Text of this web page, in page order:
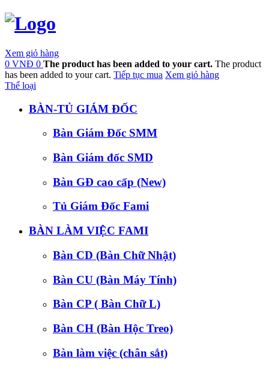
Xem giỏ hàng
0 VNĐ 0 The product has been added to your cart. The product
has been added to your cart. Tiếp tục mua Xem giỏ hàng
Thể loại
BÀN-TỦ GIÁM ĐỐC
Bàn Giám Đốc SMM
Bàn Giám đốc SMD
Bàn GĐ cao cấp (New)
Tủ Giám Đốc Fami
BÀN LÀM VIỆC FAMI
Bàn CD (Bàn Chữ Nhật)
Bàn CU (Bàn Máy Tính)
Bàn CP ( Bàn Chữ L)
Bàn CH (Bàn Hộc Treo)
Bàn làm việc (chân sắt)